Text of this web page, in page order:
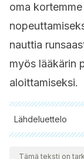
oma
nauttia
myös lääkärin
aloittamiseksi.
Lähdeluettelo
Kaikki lainatut
toimesta
Tämä teksti on